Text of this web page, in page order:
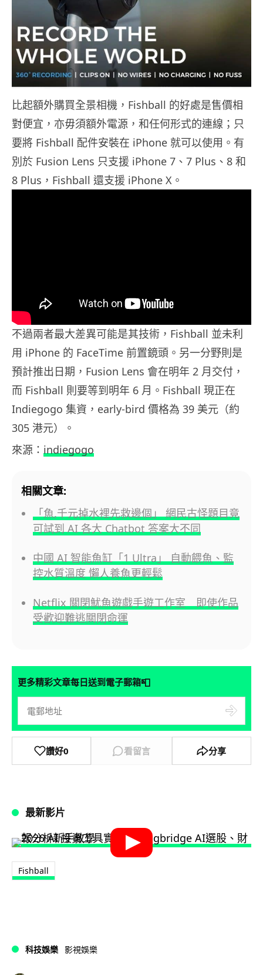
比起額外購買全景相機，Fishball 的好處是售價相
對便宜，亦毋須額外電源，和任何形式的連線；只
要將 Fishball 配件安裝在 iPhone 就可以使用。有
別於 Fusion Lens 只支援 iPhone 7、7 Plus、8 和
8 Plus，Fishball 還支援 iPhone X。
不過兩者最大差異可能是其技術，Fishball 並未利
用 iPhone 的 FaceTime 前置鏡頭。另一分野則是
預計推出日期，Fusion Lens 會在明年 2 月交付，
而 Fishball 則要等到明年 6 月。Fishball 現正在
Indiegogo 集資，early-bird 價格為 39 美元（約
305 港元）。
來源： indiegogo
相關文章:
「魚,千元掉水裡先救邊個」 網民古怪題目竟
可試到 AI 各大 Chatbot 答案大不同
中國 AI 智能魚缸「1 Ultra」 自動餵魚、監
控水質溫度 懶人養魚更輕鬆
Netflix 關閉魷魚遊戲手遊工作室 即使作品
受歡迎難逃關閉命運
更多精彩文章每日送到電子郵箱📮
讚好0 看留言 分享
最新影片
Fishball
科技娛樂 影視娛樂